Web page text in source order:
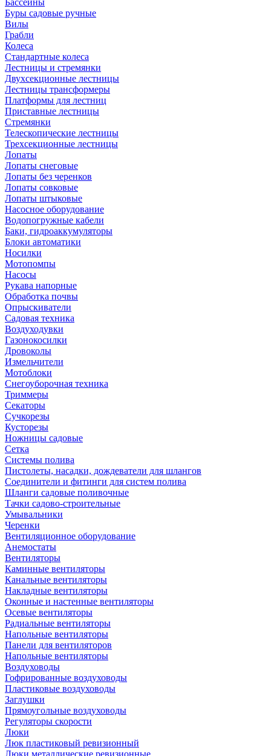
Бассейны
Буры садовые ручные
Вилы
Грабли
Колеса
Стандартные колеса
Лестницы и стремянки
Двухсекционные лестницы
Лестницы трансформеры
Платформы для лестниц
Приставные лестницы
Стремянки
Телескопические лестницы
Трехсекционные лестницы
Лопаты
Лопаты снеговые
Лопаты без черенков
Лопаты совковые
Лопаты штыковые
Насосное оборудование
Водопогружные кабели
Баки, гидроаккумуляторы
Блоки автоматики
Носилки
Мотопомпы
Насосы
Рукава напорные
Обработка почвы
Опрыскиватели
Садовая техника
Воздуходувки
Газонокосилки
Дровоколы
Измельчители
Мотоблоки
Снегоуборочная техника
Триммеры
Секаторы
Сучкорезы
Кусторезы
Ножницы садовые
Сетка
Системы полива
Пистолеты, насадки, дождеватели для шлангов
Соединители и фитинги для систем полива
Шланги садовые поливочные
Тачки садово-строительные
Умывальники
Черенки
Вентиляционное оборудование
Анемостаты
Вентиляторы
Каминные вентиляторы
Канальные вентиляторы
Накладные вентиляторы
Оконные и настенные вентиляторы
Осевые вентиляторы
Радиальные вентиляторы
Напольные вентиляторы
Панели для вентиляторов
Напольные вентиляторы
Воздуховоды
Гофрированные воздуховоды
Пластиковые воздуховоды
Заглушки
Прямоугольные воздуховоды
Регуляторы скорости
Люки
Люк пластиковый ревизионный
Люки металлические ревизионные